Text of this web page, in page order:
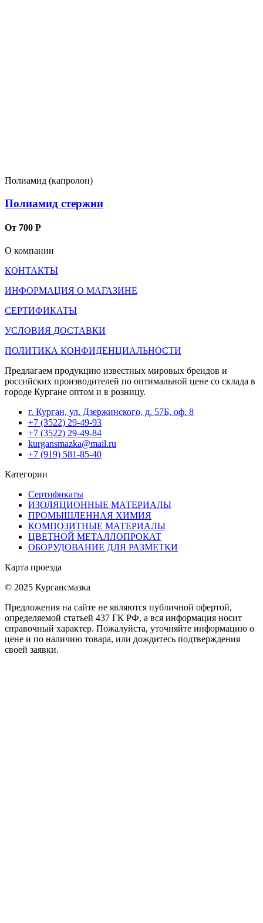
Полиамид (капролон)
Полиамид стержни
От 700 Р
О компании
КОНТАКТЫ
ИНФОРМАЦИЯ О МАГАЗИНЕ
СЕРТИФИКАТЫ
УСЛОВИЯ ДОСТАВКИ
ПОЛИТИКА КОНФИДЕНЦИАЛЬНОСТИ
Предлагаем продукцию известных мировых брендов и
российских производителей по оптимальной цене со склада в
городе Кургане оптом и в розницу.
г. Курган, ул. Дзержинского, д. 57Б, оф. 8
+7 (3522) 29-49-93
+7 (3522) 29-49-84
kurgansmazka@mail.ru
+7 (919) 581-85-40
Категории
Сертификаты
ИЗОЛЯЦИОННЫЕ МАТЕРИАЛЫ
ПРОМЫШЛЕННАЯ ХИМИЯ
КОМПОЗИТНЫЕ МАТЕРИАЛЫ
ЦВЕТНОЙ МЕТАЛЛОПРОКАТ
ОБОРУДОВАНИЕ ДЛЯ РАЗМЕТКИ
Карта проезда
© 2025 Кургансмазка
Предложения на сайте не являются публичной офертой,
определяемой статьей 437 ГК РФ, а вся информация носит
справочный характер. Пожалуйста, уточняйте информацию о
цене и по наличию товара, или дождитесь подтверждения
своей заявки.